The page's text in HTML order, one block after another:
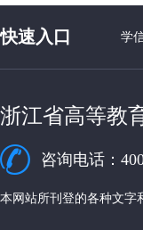
快速入口 学
浙江省高等教
咨询电话：
本网站所刊登的各种文